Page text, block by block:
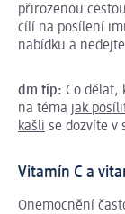
přirozenou
cílí na posílení
nabídku a
dm tip: Co dělat,
na téma jak
kašli se dozvíte v
Vitamín C a
Onemocnění